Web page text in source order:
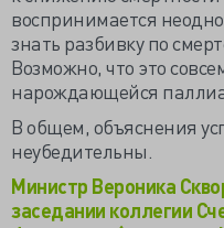
воспринимается
знать разбивку по
Возможно, что это
нарождающейся
В общем, объяснения
неубедительны.
Министр Вероника
заседании коллегии